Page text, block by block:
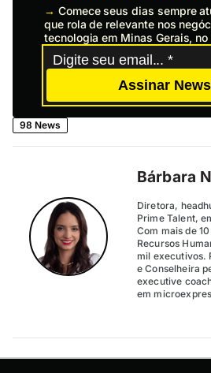
→ Comece seus dias sempre
que rola de relevante nos
tecnologia em Minas Gerais,
Assinar
98 News
Bárbara
Diretora,
Prime Talent,
Com mais de
Recursos
mil executivos.
e Conselheira
executive
em